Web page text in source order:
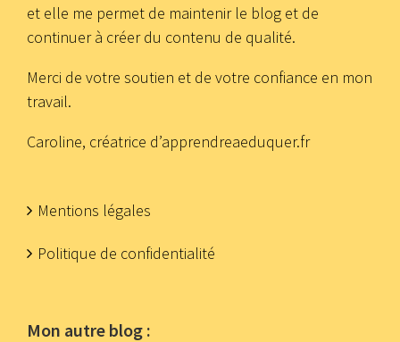
et elle me permet de maintenir le blog et de
continuer à créer du contenu de qualité.
Merci de votre soutien et de votre confiance en mon
travail.
Caroline, créatrice d’apprendreaeduquer.fr
Mentions légales
Politique de confidentialité
Mon autre blog :